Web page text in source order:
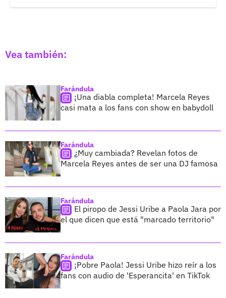
Vea también:
Farándula
¡Una diabla completa! Marcela Reyes
casi mata a los fans con show en babydoll
Farándula
¿Muy cambiada? Revelan fotos de
Marcela Reyes antes de ser una DJ famosa
Farándula
El piropo de Jessi Uribe a Paola Jara por
el que dicen que está "marcado territorio"
Farándula
¡Pobre Paola! Jessi Uribe hizo reír a los
fans con audio de 'Esperancita' en TikTok